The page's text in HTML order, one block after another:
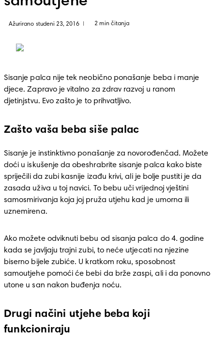
Ažurirano studeni 23, 2016 2 min čitanja
Sisanje palca nije tek neobično ponašanje beba i manje
djece. Zapravo je vitalno za zdrav razvoj u ranom
djetinjstvu. Evo zašto je to prihvatljivo.
Zašto vaša beba siše palac
Sisanje je instinktivno ponašanje za novorođenčad. Možete
doći u iskušenje da obeshrabrite sisanje palca kako biste
spriječili da zubi kasnije izađu krivi, ali je bolje pustiti je da
zasada uživa u toj navici. To bebu uči vrijednoj vještini
samosmirivanja koja joj pruža utjehu kad je umorna ili
uznemirena.
Ako možete odviknuti bebu od sisanja palca do 4. godine
kada se javljaju trajni zubi, to neće utjecati na njezine
biserno bijele zubiće. U kratkom roku, sposobnost
samoutjehe pomoći će bebi da brže zaspi, ali i da ponovno
utone u san nakon buđenja noću.
Drugi načini utjehe beba koji
funkcioniraju